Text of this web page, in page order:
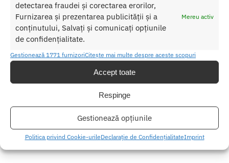
detectarea fraudei și corectarea erorilor,
Furnizarea și prezentarea publicității și a
conținutului, Salvați și comunicați opțiunile
de confidențialitate.
Mereu activ
Gestionează 1771 furnizoriCitește mai multe despre aceste scopuri
Accept toate
Respinge
Gestionează opțiunile
Politica privind Cookie-urileDeclarație de ConfidențialitateImprint
Strapon-ul Hollow StrapOn Black este solutia ideala pentru
cuplurile care doresc sa aduca un plus de intensitate in momentele
lor intime.
Strap on barbati
Produse similare